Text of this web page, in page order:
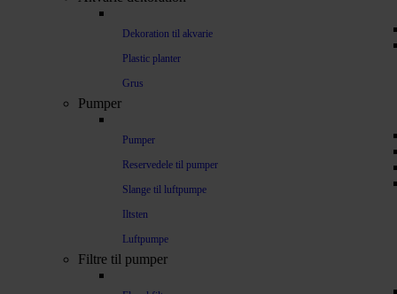
Dekoration til akvarie
Plastic planter
Grus
Pumper
Pumper
Reservedele til pumper
Slange til luftpumpe
Iltsten
Luftpumpe
Filtre til pumper